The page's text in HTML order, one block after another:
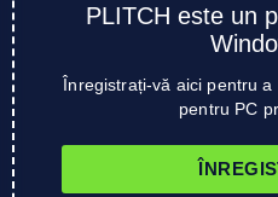
PLITCH este un
Înregistrați-vă aici pentru
pentru PC